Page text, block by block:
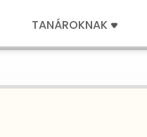
TANÁROKNAK